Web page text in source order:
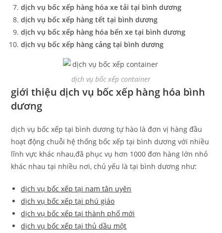
dịch vụ bốc xếp hàng hóa xe tải tại bình dương
dịch vụ bốc xếp hàng tết tại bình dương
dịch vụ bốc xếp hàng hóa bến xe tại bình dương
dịch vụ bốc xếp hàng cảng tại bình dương
dịch vụ bốc xếp container
giới thiệu dịch vụ bốc xếp hàng hóa bình
dương
dịch vụ bốc xếp tại bình dương tự hào là đơn vị hàng đầu
hoạt động chuỗi hệ thống bốc xếp tại bình dương với nhiều
lĩnh vực khác nhau,đã phục vụ hơn 1000 đơn hàng lớn nhỏ
khác nhau tại nhiều nơi, chủ yếu là tại bình dương như:
dịch vụ bốc xếp tại nam tân uyên
dịch vụ bốc xếp tại phú giáo
dịch vụ bốc xếp tại thành phố mới
dịch vụ bốc xếp tại thủ dầu một